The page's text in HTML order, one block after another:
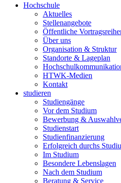
Hochschule
Aktuelles
Stellenangebote
Öffentliche
Über uns
Organisation & Struktur
Standorte & Lageplan
HTWK-Medien
Kontakt
studieren
Studiengänge
Vor dem Studium
Bewerbung &
Studienstart
Studienfinanzierung
Erfolgreich durchs
Im Studium
Besondere Lebenslagen
Nach dem Studium
Beratung & Service